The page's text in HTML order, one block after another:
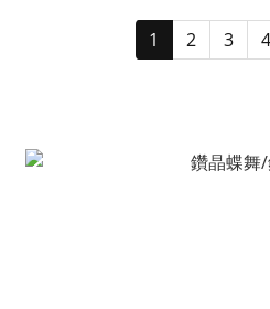
1 2 3 4